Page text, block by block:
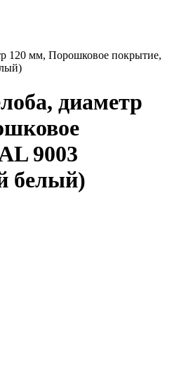
120 мм, Порошковое покрытие,
диаметр
9003
белый)